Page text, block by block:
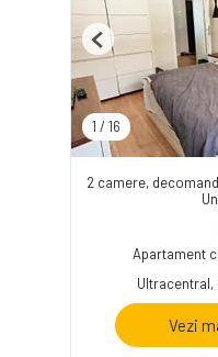
1 / 16
Previous
2 camere,
Apartament
Ultracentral,
Vezi